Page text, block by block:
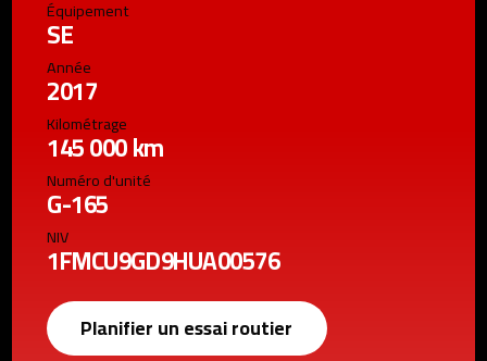
Équipement
SE
Année
2017
Kilométrage
145 000 km
Numéro d'unité
G-165
NIV
1FMCU9GD9HUA00576
Planifier un essai routier